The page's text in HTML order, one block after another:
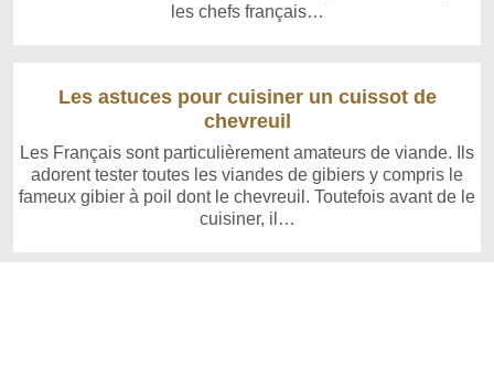
les chefs français…
Les astuces pour cuisiner un cuissot de
chevreuil
Les Français sont particulièrement amateurs de viande. Ils
adorent tester toutes les viandes de gibiers y compris le
fameux gibier à poil dont le chevreuil. Toutefois avant de le
cuisiner, il…